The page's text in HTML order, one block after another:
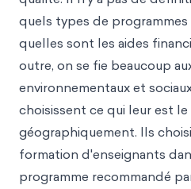
quels types de
quelles sont les aides
outre, on se fie beaucoup
environnementaux et
choisissent ce qui leur est
géographiquement. Ils
formation d'enseignants
programme recommandé